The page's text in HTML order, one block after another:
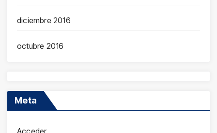
diciembre 2016
octubre 2016
Meta